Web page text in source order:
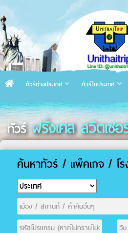
ทัวร์ต่างประเทศ ทัวร์ในประเทศ
ทัวร์ ฝรั่งเศส สวิตเซ
ค้นหาทัวร์ / แพ็คเกจ / โร